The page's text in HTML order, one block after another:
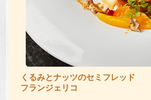
くるみとナッツのセミフレッド
フランジェリコ